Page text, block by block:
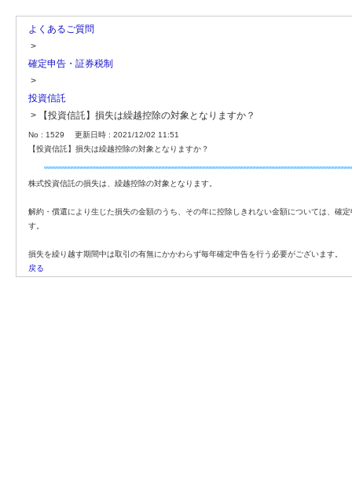
よくあるご質問
>
確定申告・証券税制
>
投資信託
>
【投資信託】損失は繰越控除の対象となりますか？
No : 1529
更新日時 : 2021/12/02 11:51
【投資信託】損失は繰越控除の対象となりますか？
株式投資信託の損失は、繰越控除の対象となります。
解約・償還により生じた損失の金額のうち、その年に控除しきれない金額については、確
す。
損失を繰り越す期間中は取引の有無にかかわらず毎年確定申告を行う必要がございます。
戻る